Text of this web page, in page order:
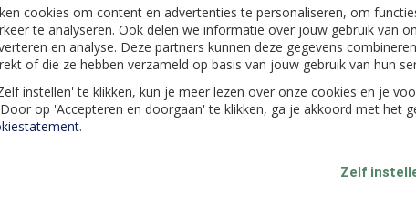
cookies om content en advertenties te personaliseren, om
te analyseren. Ook delen we informatie over jouw gebruik van
en analyse. Deze partners kunnen deze gegevens
of die ze hebben verzameld op basis van jouw gebruik van hun
instellen' te klikken, kun je meer lezen over onze cookies en je
op 'Accepteren en doorgaan' te klikken, ga je akkoord met het
.
Zelf
de grond kan beter altijd licht vochtig
iets opdrogen. Krijgt het blad bruine
de plant te veel water. Sproeien doe je
van houdt. Ook verwijder je zo
glanzen.